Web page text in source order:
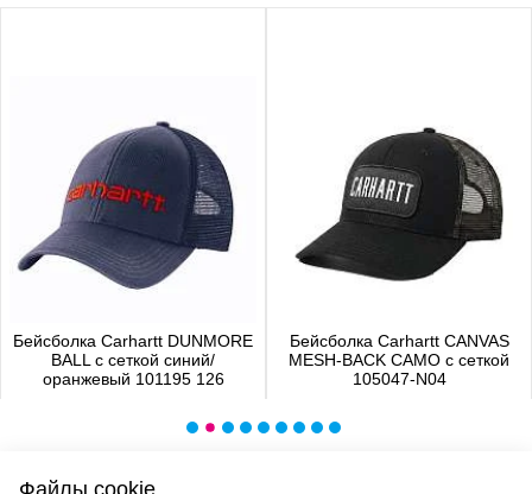
Бейсболка Carhartt DUNMORE
BALL с сеткой синий/
оранжевый 101195 126
Бейсболка Carhartt CANVAS
MESH-BACK CAMO с сеткой
105047-N04
Файлы cookie